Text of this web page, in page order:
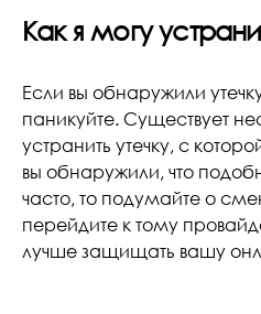
Как я могу
Если вы обнаружили
паникуйте. Существует
устранить утечку, с
вы обнаружили, что
часто, то подумайте о
перейдите к тому
лучше защищать вашу